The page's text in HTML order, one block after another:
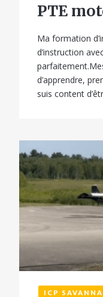
PTE
Ma formation
d’instruction
d’apprendre,
suis content
ICP